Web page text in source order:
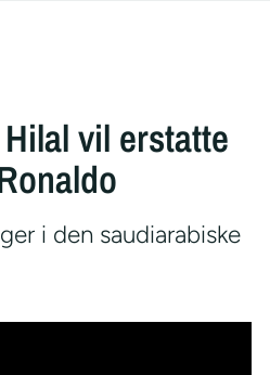
vil erstatte
i den saudiarabiske